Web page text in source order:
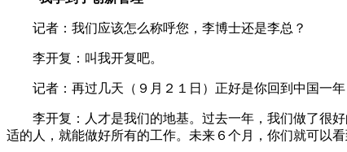
记者：我们应该怎么称呼您，李博士还是李总？
李开复：叫我开复吧。
记者：再过几天（９月２１日）正好是你回到中国一年
李开复：人才是我们的地基。过去一年，我们做了很好
适的人，就能做好所有的工作。未来６个月，你们就可以